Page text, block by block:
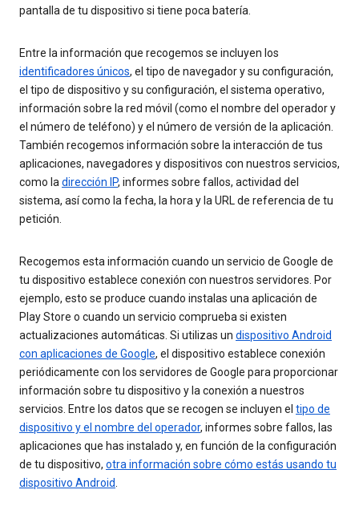
pantalla de tu dispositivo si tiene poca batería.
Entre la información que recogemos se incluyen los
identificadores únicos, el tipo de navegador y su configuración,
el tipo de dispositivo y su configuración, el sistema operativo,
información sobre la red móvil (como el nombre del operador y
el número de teléfono) y el número de versión de la aplicación.
También recogemos información sobre la interacción de tus
aplicaciones, navegadores y dispositivos con nuestros servicios,
como ladirección IP, informes sobre fallos, actividad del
sistema, así como la fecha, la hora y la URL de referencia de tu
petición.
Recogemos esta información cuando un servicio de Google de
tu dispositivo establece conexión con nuestros servidores. Por
ejemplo, esto se produce cuando instalas una aplicación de
Play Store o cuando un servicio comprueba si existen
actualizaciones automáticas. Si utilizas un dispositivo Android
con aplicaciones de Google, el dispositivo establece conexión
periódicamente con los servidores de Google para proporcionar
información sobre tu dispositivo y la conexión a nuestros
servicios. Entre los datos que se recogen se incluyen el tipo de
dispositivo y el nombre del operador, informes sobre fallos, las
aplicaciones que has instalado y, en función de la configuración
de tu dispositivo, otra información sobre cómo estás usando tu
dispositivo Android.